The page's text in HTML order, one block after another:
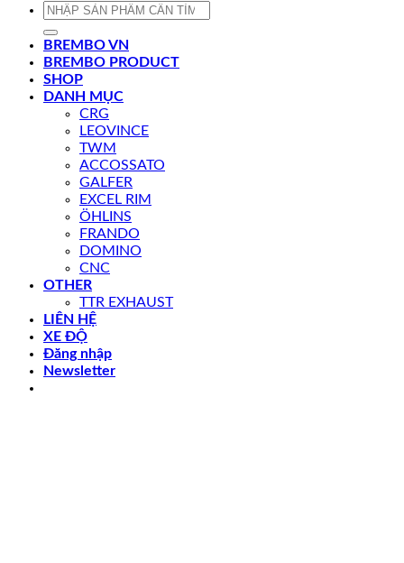
Tìm
BREMBO VN
BREMBO PRODUCT
SHOP
DANH MỤC
CRG
LEOVINCE
TWM
ACCOSSATO
GALFER
EXCEL RIM
ÖHLINS
FRANDO
DOMINO
CNC
OTHER
TTR EXHAUST
LIÊN HỆ
XE ĐỘ
Đăng nhập
Newsletter